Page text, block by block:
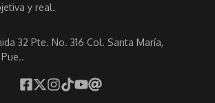
y real.
32 Pte. No. 316 Col. Santa María,